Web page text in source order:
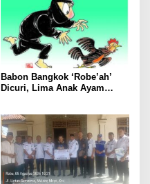
Babon Bangkok ‘Robe’ah’
Dicuri, Lima Anak Ayam